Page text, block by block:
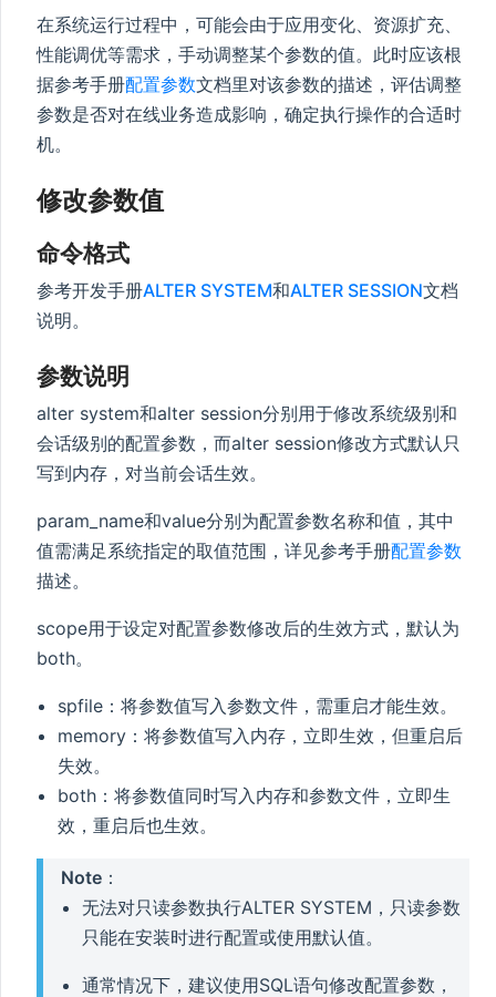
在系统运行过程中，可能会由于应用变化、资源扩充、
性能调优等需求，手动调整某个参数的值。此时应该根
据参考手册配置参数文档里对该参数的描述，评估调整
参数是否对在线业务造成影响，确定执行操作的合适时
机。
修改参数值
命令格式
参考开发手册ALTER SYSTEM和ALTER SESSION文档
说明。
参数说明
alter system和alter session分别用于修改系统级别和
会话级别的配置参数，而alter session修改方式默认只
写到内存，对当前会话生效。
param_name和value分别为配置参数名称和值，其中
值需满足系统指定的取值范围，详见参考手册配置参数
描述。
scope用于设定对配置参数修改后的生效方式，默认为
both。
spfile：将参数值写入参数文件，需重启才能生效。
memory：将参数值写入内存，立即生效，但重启后
失效。
both：将参数值同时写入内存和参数文件，立即生
效，重启后也生效。
Note ：
无法对只读参数执行ALTER SYSTEM，只读参数
只能在安装时进行配置或使用默认值。
通常情况下，建议使用SQL语句修改配置参数，